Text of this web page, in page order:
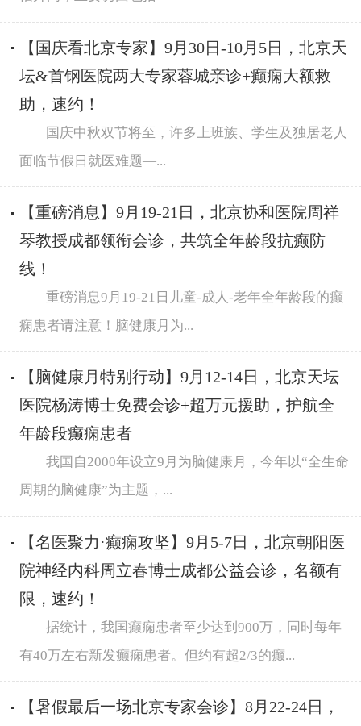
【国庆看北京专家】9月30日-10月5日，北京天
坛&首钢医院两大专家蓉城亲诊+癫痫大额救
助，速约！
国庆中秋双节将至，许多上班族、学生及独居老人
面临节假日就医难题—...
【重磅消息】9月19-21日，北京协和医院周祥
琴教授成都领衔会诊，共筑全年龄段抗癫防
线！
重磅消息9月19-21日儿童-成人-老年全年龄段的癫
痫患者请注意！脑健康月为...
【脑健康月特别行动】9月12-14日，北京天坛
医院杨涛博士免费会诊+超万元援助，护航全
年龄段癫痫患者
我国自2000年设立9月为脑健康月，今年以“全生命
周期的脑健康”为主题，...
【名医聚力·癫痫攻坚】9月5-7日，北京朝阳医
院神经内科周立春博士成都公益会诊，名额有
限，速约！
据统计，我国癫痫患者至少达到900万，同时每年
有40万左右新发癫痫患者。但约有超2/3的癫...
【暑假最后一场北京专家会诊】8月22-24日，